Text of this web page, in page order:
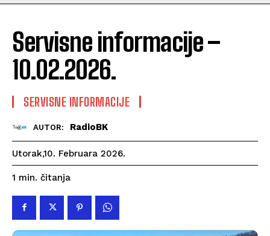
Servisne informacije –
10.02.2026.
SERVISNE INFORMACIJE
AUTOR: RadioBK
Utorak,10. Februara 2026.
1 min. čitanja